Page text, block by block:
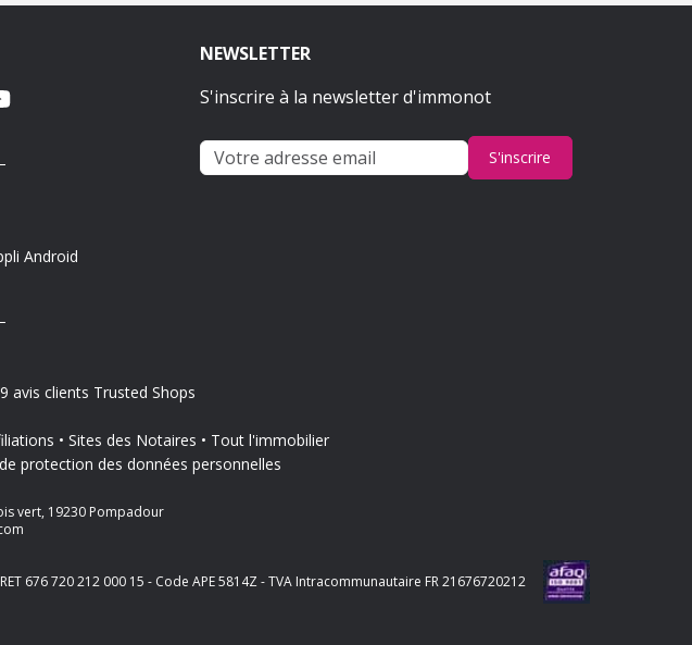
Android
NEWSLETTER
S'inscrire à la newsletter d'immonot
S'inscrire
avis clients Trusted Shops
Sites des Notaires
Tout l'immobilier
protection des données personnelles
vert, 19230 Pompadour
676 720 212 000 15 - Code APE 5814Z - TVA Intracommunautaire FR 21676720212